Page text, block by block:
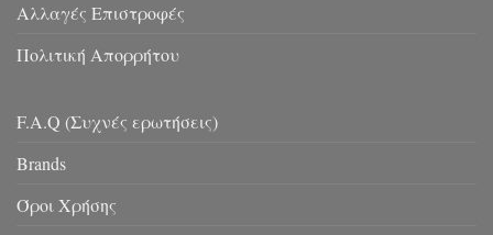
Αλλαγές Επιστροφές
Πολιτική Απορρήτου
F.A.Q (Συχνές ερωτήσεις)
Brands
Όροι Χρήσης